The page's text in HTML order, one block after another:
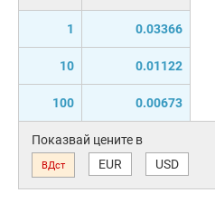
1 0.03366
10 0.01122
100 0.00673
Показвай цените в
ВДст EUR USD